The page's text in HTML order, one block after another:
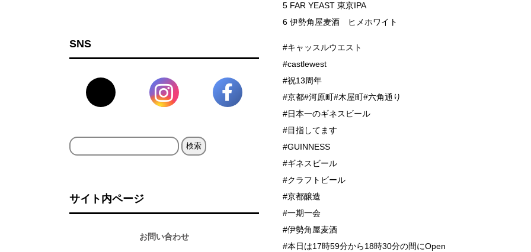
5 FAR YEAST 東京IPA
6 伊勢角屋麦酒 ヒメホワイト
#キャッスルウエスト
#castlewest
#祝13周年
#京都#河原町#木屋町#六角通り
#日本一のギネスビール
#目指してます
#GUINNESS
#ギネスビール
#クラフトビール
#京都醸造
#一期一会
#伊勢角屋麦酒
#本日は17時59分から18時30分の間にOpen
SNS
検
サイト内ページ
お問い合わせ